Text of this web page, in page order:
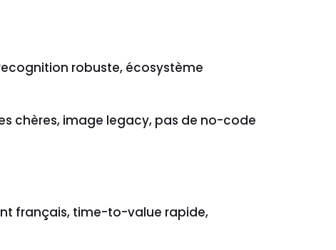
robuste, écosystème
chères, image legacy, pas de no-code
français, time-to-value rapide,